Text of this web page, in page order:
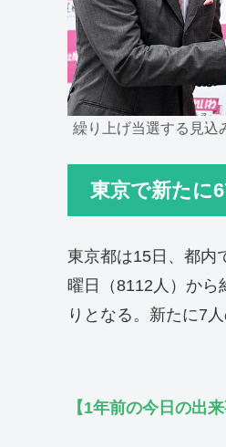
繰り上げ当選する見込
東京で新たに
東京都は15日、都内
曜日（8112人）から
りとなる。新たに7
【1年前の今日の出来